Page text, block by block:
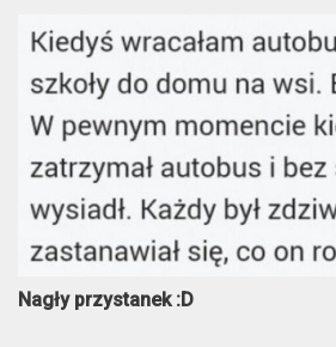
Nagły przystanek :D